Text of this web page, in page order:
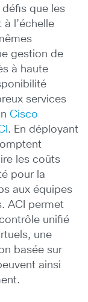
défis que les
l’échelle
gestion de
à haute
services
Cisco
. En déployant
les coûts
pour la
aux équipes
ACI permet
unifié
une
basée sur
ainsi